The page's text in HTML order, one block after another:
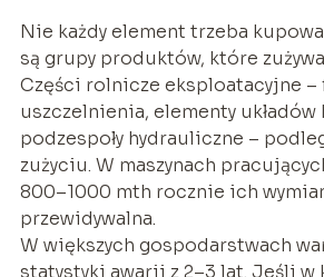
Nie każdy element trzeba
są grupy produktów, które
Części rolnicze eksploatacyjne –
uszczelnienia, elementy układów
podzespoły hydrauliczne –
zużyciu. W maszynach
800–1000 mth rocznie ich
przewidywalna.
W większych gospodarstwach
statystyki awarii z 2–3 lat. Jeśli w